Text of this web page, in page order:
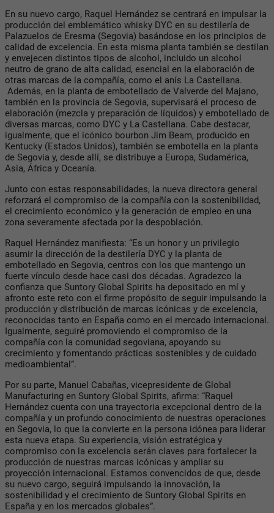
En su nuevo cargo, Raquel Hernández se centrará en impulsar la
producción del emblemático whisky DYC en su destilería de
Palazuelos de Eresma (Segovia) basándose en los principios de
calidad de excelencia. En esta misma planta también se destilan
y envejecen distintos tipos de alcohol, incluido un alcohol
neutro de grano de alta calidad, esencial en la elaboración de
otras marcas de la compañía, como el anís La Castellana.
Además, en la planta de embotellado de Valverde del Majano,
también en la provincia de Segovia, supervisará el proceso de
elaboración (mezcla y preparación de líquidos) y embotellado de
diversas marcas, como DYC y La Castellana. Cabe destacar,
igualmente, que el icónico bourbon Jim Beam, producido en
Kentucky (Estados Unidos), también se embotella en la planta
de Segovia y, desde allí, se distribuye a Europa, Sudamérica,
Asia, África y Oceanía.
Junto con estas responsabilidades, la nueva directora general
reforzará el compromiso de la compañía con la sostenibilidad,
el crecimiento económico y la generación de empleo en una
zona severamente afectada por la despoblación.
Raquel Hernández manifiesta: “Es un honor y un privilegio
asumir la dirección de la destilería DYC y la planta de
embotellado en Segovia, centros con los que mantengo un
fuerte vínculo desde hace casi dos décadas. Agradezco la
confianza que Suntory Global Spirits ha depositado en mí y
afronto este reto con el firme propósito de seguir impulsando la
producción y distribución de marcas icónicas y de excelencia,
reconocidas tanto en España como en el mercado internacional.
Igualmente, seguiré promoviendo el compromiso de la
compañía con la comunidad segoviana, apoyando su
crecimiento y fomentando prácticas sostenibles y de cuidado
medioambiental”.
Por su parte, Manuel Cabañas, vicepresidente de Global
Manufacturing en Suntory Global Spirits, afirma: “Raquel
Hernández cuenta con una trayectoria excepcional dentro de la
compañía y un profundo conocimiento de nuestras operaciones
en Segovia, lo que la convierte en la persona idónea para liderar
esta nueva etapa. Su experiencia, visión estratégica y
compromiso con la excelencia serán claves para fortalecer la
producción de nuestras marcas icónicas y ampliar su
proyección internacional. Estamos convencidos de que, desde
su nuevo cargo, seguirá impulsando la innovación, la
sostenibilidad y el crecimiento de Suntory Global Spirits en
España y en los mercados globales”.